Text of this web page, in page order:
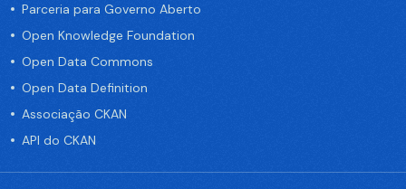
Parceria para Governo Aberto
Open Knowledge Foundation
Open Data Commons
Open Data Definition
Associação CKAN
API do CKAN